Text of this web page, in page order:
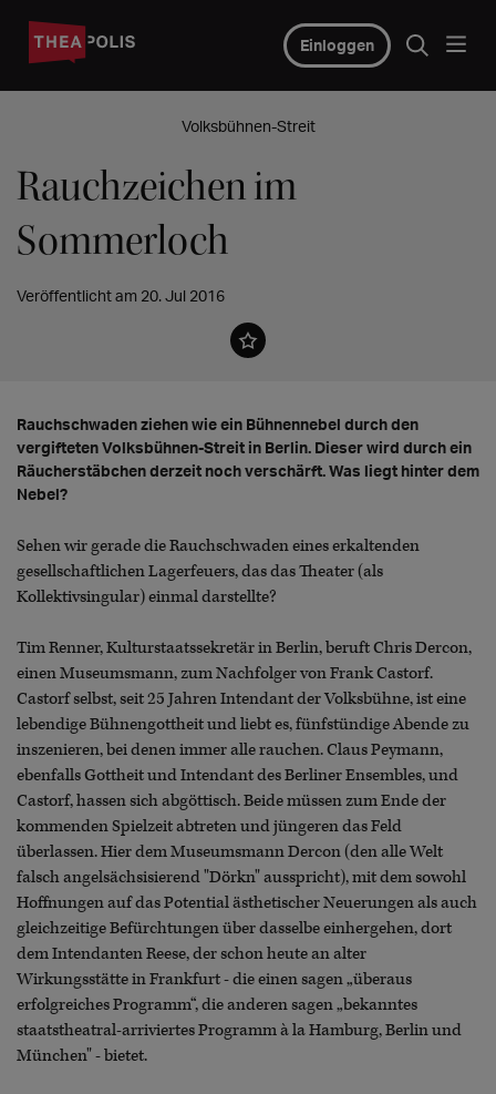
Einloggen
Volksbühnen-Streit
Rauchzeichen im
Sommerloch
Veröffentlicht am 20. Jul 2016
Rauchschwaden ziehen wie ein Bühnennebel durch den
vergifteten Volksbühnen-Streit in Berlin. Dieser wird durch ein
Räucherstäbchen derzeit noch verschärft. Was liegt hinter dem
Nebel?
Sehen wir gerade die Rauchschwaden eines erkaltenden
gesellschaftlichen Lagerfeuers, das das Theater (als
Kollektivsingular) einmal darstellte?
Tim Renner, Kulturstaatssekretär in Berlin, beruft Chris Dercon,
einen Museumsmann, zum Nachfolger von Frank Castorf.
Castorf selbst, seit 25 Jahren Intendant der Volksbühne, ist eine
lebendige Bühnengottheit und liebt es, fünfstündige Abende zu
inszenieren, bei denen immer alle rauchen. Claus Peymann,
ebenfalls Gottheit und Intendant des Berliner Ensembles, und
Castorf, hassen sich abgöttisch. Beide müssen zum Ende der
kommenden Spielzeit abtreten und jüngeren das Feld
überlassen. Hier dem Museumsmann Dercon (den alle Welt
falsch angelsächsisierend "Dörkn" ausspricht), mit dem sowohl
Hoffnungen auf das Potential ästhetischer Neuerungen als auch
gleichzeitige Befürchtungen über dasselbe einhergehen, dort
dem Intendanten Reese, der schon heute an alter
Wirkungsstätte in Frankfurt - die einen sagen „überaus
erfolgreiches Programm“, die anderen sagen „bekanntes
staatstheatral-arriviertes Programm à la Hamburg, Berlin und
München" - bietet.